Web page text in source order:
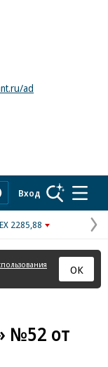
ad
Вход
2285,88
ОК
№52 от